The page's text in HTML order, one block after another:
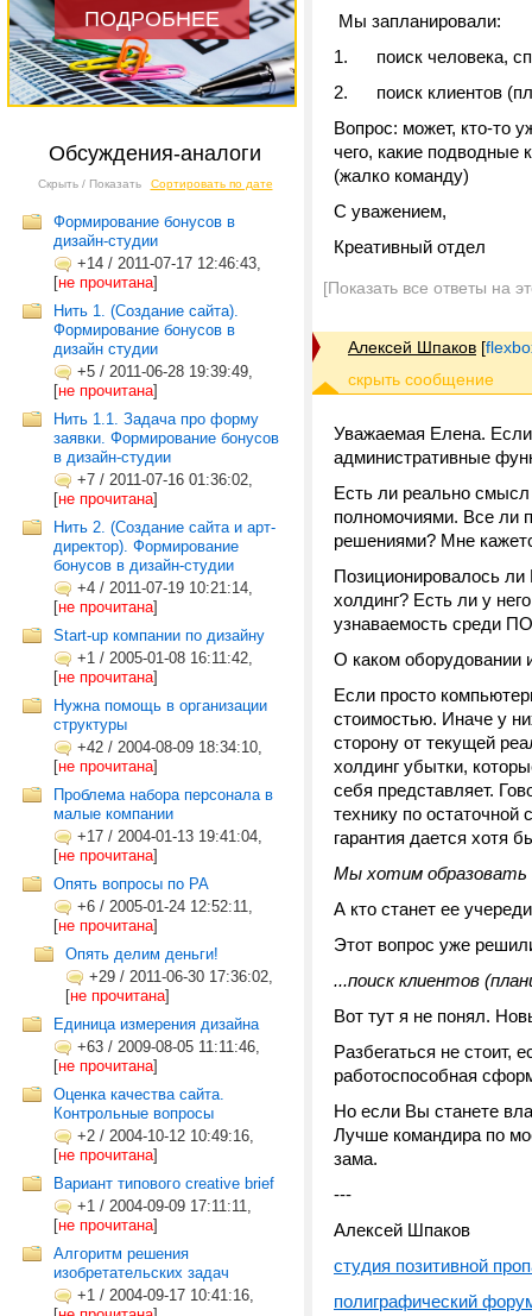
ПОДРОБНЕЕ
Обсуждения-аналоги
Скрыть / Показать Сортировать по дате
Формирование бонусов в
дизайн-студии
+14 / 2011-07-17 12:46:43,
[не прочитана]
Нить 1. (Создание сайта).
Формирование бонусов в
дизайн студии
+5 / 2011-06-28 19:39:49,
[не прочитана]
Нить 1.1. Задача про форму
заявки. Формирование бонусов
в дизайн-студии
+7 / 2011-07-16 01:36:02,
[не прочитана]
Нить 2. (Создание сайта и арт-
директор). Формирование
бонусов в дизайн-студии
+4 / 2011-07-19 10:21:14,
[не прочитана]
Start-up компании по дизайну
+1 / 2005-01-08 16:11:42,
[не прочитана]
Нужна помощь в организации
структуры
+42 / 2004-08-09 18:34:10,
[не прочитана]
Проблема набора персонала в
малые компании
+17 / 2004-01-13 19:41:04,
[не прочитана]
Опять вопросы по РА
+6 / 2005-01-24 12:52:11,
[не прочитана]
Опять делим деньги!
+29 / 2011-06-30 17:36:02,
[не прочитана]
Единица измерения дизайна
+63 / 2009-08-05 11:11:46,
[не прочитана]
Оценка качества сайта.
Контрольные вопросы
+2 / 2004-10-12 10:49:16,
[не прочитана]
Вариант типового creative brief
+1 / 2004-09-09 17:11:11,
[не прочитана]
Алгоритм решения
изобретательских задач
+1 / 2004-09-17 10:41:16,
Мы запланировали:
1. поиск человека,
2. поиск клиентов
Вопрос: может, кто-то
чего, какие подводные
(жалко команду)
С уважением,
Креативный отдел
[Показать все ответы на
Алексей Шпаков [
Уважаемая Елена.
административные
Есть ли реально
полномочиями. Все ли
решениями? Мне
Позиционировалось ли
холдинг? Есть ли у
узнаваемость среди
О каком оборудовании
Если просто
стоимостью. Иначе у
сторону от текущей
холдинг убытки,
себя представляет.
технику по
гарантия дается хотя
Мы хотим образовать
А кто станет ее
Этот вопрос уже
...поиск клиентов
Вот тут я не понял.
Разбегаться не стоит,
работоспособная
Но если Вы станете
Лучше командира по
зама.
---
Алексей Шпаков
студия позитивной
полиграфический